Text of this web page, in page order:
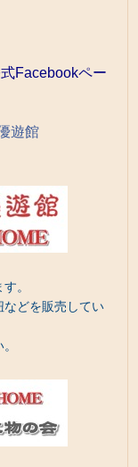
Facebookペー
遊館
。
などを販売してい